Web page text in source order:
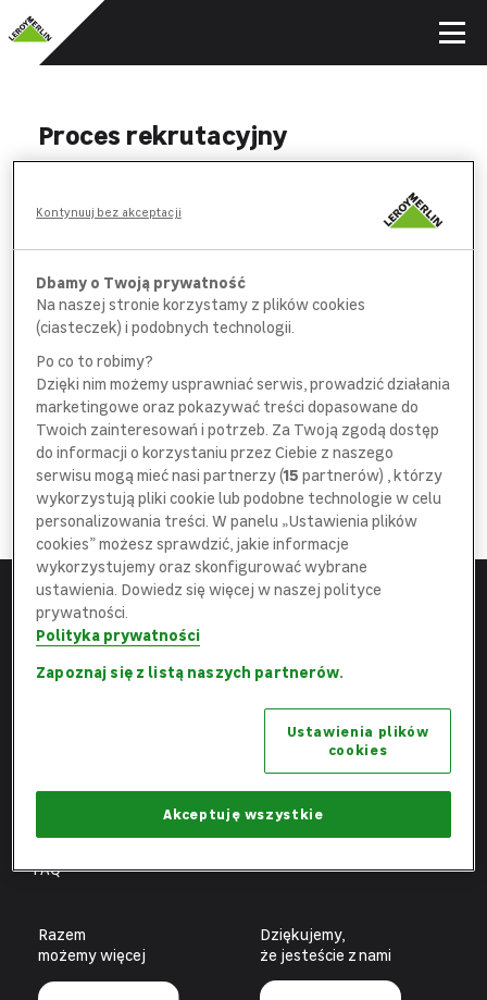
Proces rekrutacyjny
ankietę na wybranych stanowiskach
POROZMAWIAJ
z pracownikiem działu rekrutacji
SPOTKAJ SIĘ
z bezpośrednimprzełożonym
DOŁĄCZ
do najlepszej Ekipy
Menu
Strona główna
Fachowcy
FAQ
leroymerlin.pl
Fundacja Leroy Merlin
Biuro prasowe
Ochrona danych osobowych
Razem
możemy więcej
Dziękujemy,
że jesteście z nami
Dbamy o Twoją prywatność
Na naszej stronie korzystamy z plików cookies
(ciasteczek) i podobnych technologii.
Po co to robimy?
Dzięki nim możemy usprawniać serwis, prowadzić działania
marketingowe oraz pokazywać treści dopasowane do
Twoich zainteresowań i potrzeb. Za Twoją zgodą dostęp
do informacji o korzystaniu przez Ciebie z naszego
serwisu mogą mieć nasi partnerzy (15 partnerów) , którzy
wykorzystują pliki cookie lub podobne technologie w celu
personalizowania treści. W panelu „Ustawienia plików
cookies” możesz sprawdzić, jakie informacje
wykorzystujemy oraz skonfigurować wybrane
ustawienia. Dowiedz się więcej w naszej polityce
prywatności.
Polityka prywatności
Zapoznaj się z listą naszych partnerów.
Ustawienia plików
cookies
Akceptuję wszystkie
Kontynuuj bez akceptacji